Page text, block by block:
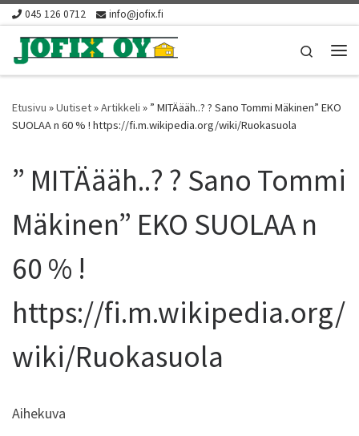
Skip to content
045 126 0712 info@jofix.fi
Search
Etusivu »Uutiset»Artikkeli » ” MITÄääh..? ? Sano Tommi Mäkinen” EKO
SUOLAA n 60 % ! https://fi.m.wikipedia.org/wiki/Ruokasuola
” MITÄääh..? ? Sano Tommi
Mäkinen” EKO SUOLAA n
60 % !
https://fi.m.wikipedia.org/
wiki/Ruokasuola
Aihekuva